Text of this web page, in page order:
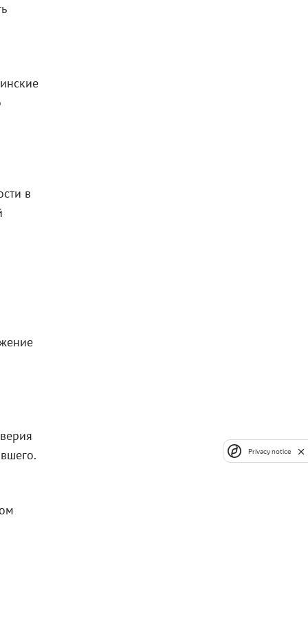
в
Privacy notice